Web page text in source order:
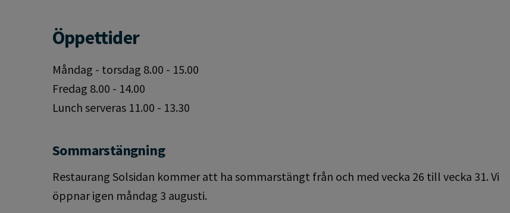
Öppettider
Måndag - torsdag 8.00 - 15.00
Fredag 8.00 - 14.00
Lunch serveras 11.00 - 13.30
Sommarstängning
Restaurang Solsidan kommer att ha sommarstängt från och med vecka 26 till vecka 31. Vi
öppnar igen måndag 3 augusti.